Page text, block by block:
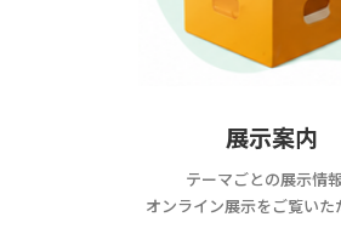
展示案内
テーマごとの展示情
オンライン展示をご覧いた